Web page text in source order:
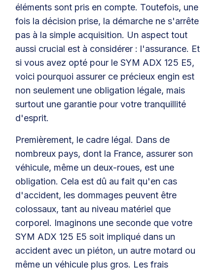
éléments sont pris en compte. Toutefois, une
fois la décision prise, la démarche ne s'arrête
pas à la simple acquisition. Un aspect tout
aussi crucial est à considérer : l'assurance. Et
si vous avez opté pour le SYM ADX 125 E5,
voici pourquoi assurer ce précieux engin est
non seulement une obligation légale, mais
surtout une garantie pour votre tranquillité
d'esprit.
Premièrement, le cadre légal. Dans de
nombreux pays, dont la France, assurer son
véhicule, même un deux-roues, est une
obligation. Cela est dû au fait qu'en cas
d'accident, les dommages peuvent être
colossaux, tant au niveau matériel que
corporel. Imaginons une seconde que votre
SYM ADX 125 E5 soit impliqué dans un
accident avec un piéton, un autre motard ou
même un véhicule plus gros. Les frais